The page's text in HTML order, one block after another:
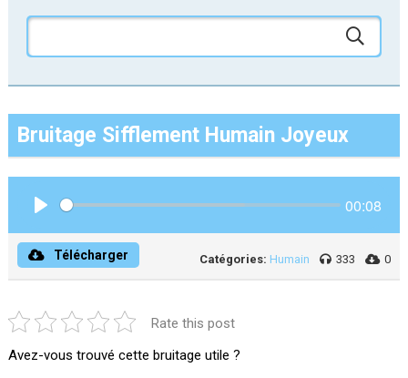
Bruitage Sifflement Humain Joyeux
00:08
Télécharger Catégories: Humain 333 0
Rate this post
Avez-vous trouvé cette bruitage utile ?